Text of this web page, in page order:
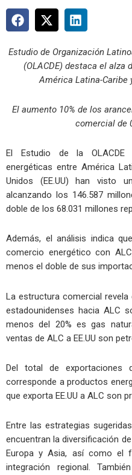
Estudio de Organización
(OLACDE) destaca el alza
América Latina-Caribe
El aumento 10% de los
comercial de
El Estudio de la OLACDE
energéticas entre América
Unidos (EE.UU) han visto
alcanzando los 146.587
doble de los 68.031 millones
Además, el análisis indica
comercio energético con
menos el doble de sus
La estructura comercial revela
estadounidenses hacia ALC
menos del 20% es gas
ventas de ALC a EE.UU son
Del total de exportaciones
corresponde a productos
que exporta EE.UU a ALC son
Entre las estrategias
encuentran la diversificación
Europa y Asia, así como el
integración regional.